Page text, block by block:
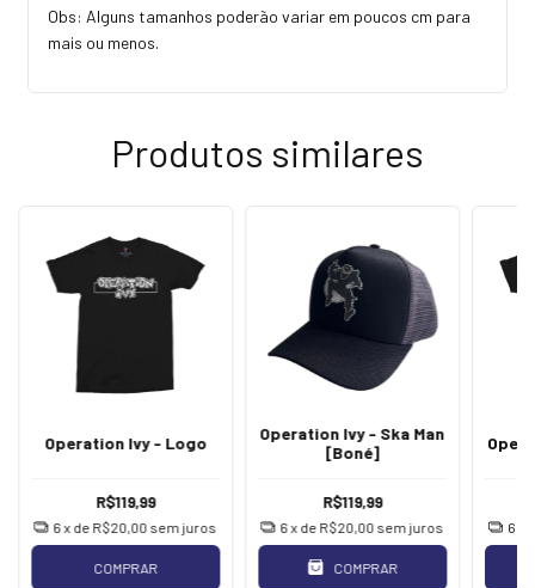
Obs: Alguns tamanhos poderão variar em poucos cm para
mais ou menos.
Produtos similares
Operation Ivy - Logo
R$119,99
6x de R$20,00 sem juros
COMPRAR
Operation Ivy - Ska Man
[Boné]
R$119,99
6 x de R$20,00 sem juros
COMPRAR
6